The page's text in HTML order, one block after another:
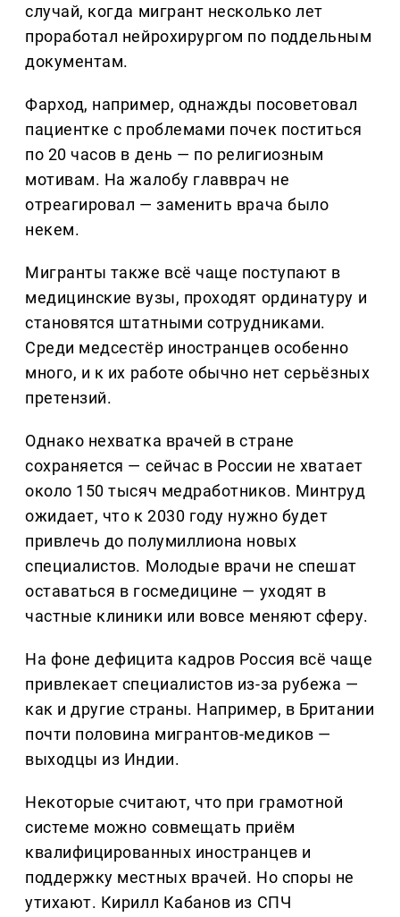
случай, когда мигрант несколько лет
проработал нейрохирургом по поддельным
документам.
Фарход, например, однажды посоветовал
пациентке с проблемами почек поститься
по 20 часов в день — по религиозным
мотивам. На жалобу главврач не
отреагировал — заменить врача было
некем.
Мигранты также всё чаще поступают в
медицинские вузы, проходят ординатуру и
становятся штатными сотрудниками.
Среди медсестёр иностранцев особенно
много, и к их работе обычно нет серьёзных
претензий.
Однако нехватка врачей в стране
сохраняется — сейчас в России не хватает
около 150 тысяч медработников. Минтруд
ожидает, что к 2030 году нужно будет
привлечь до полумиллиона новых
специалистов. Молодые врачи не спешат
оставаться в госмедицине — уходят в
частные клиники или вовсе меняют сферу.
На фоне дефицита кадров Россия всё чаще
привлекает специалистов из-за рубежа —
как и другие страны. Например, в Британии
почти половина мигрантов-медиков —
выходцы из Индии.
Некоторые считают, что при грамотной
системе можно совмещать приём
квалифицированных иностранцев и
поддержку местных врачей. Но споры не
утихают. Кирилл Кабанов из СПЧ